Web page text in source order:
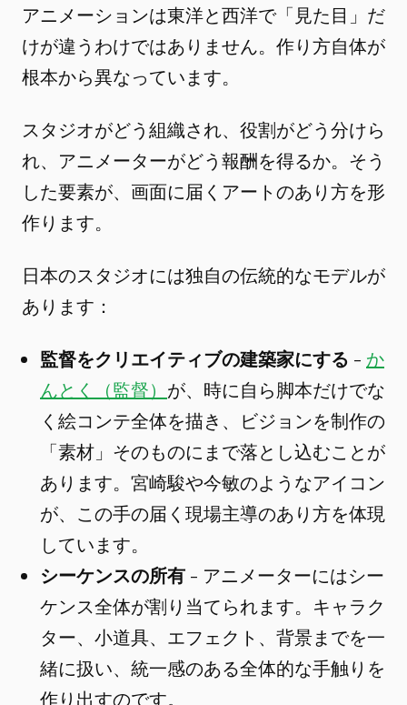
アニメーションは東洋と西洋で「見た目」だ
けが違うわけではありません。作り方自体が
根本から異なっています。
スタジオがどう組織され、役割がどう分けら
れ、アニメーターがどう報酬を得るか。そう
した要素が、画面に届くアートのあり方を形
作ります。
日本のスタジオには独自の伝統的なモデルが
あります：
監督をクリエイティブの建築家にする - か
んとく（監督） が、時に自ら脚本だけでな
く絵コンテ全体を描き、ビジョンを制作の
「素材」そのものにまで落とし込むことが
あります。宮崎駿や今敏のようなアイコン
が、この手の届く現場主導のあり方を体現
しています。
シーケンスの所有 - アニメーターにはシー
ケンス全体が割り当てられます。キャラク
ター、小道具、エフェクト、背景までを一
緒に扱い、統一感のある全体的な手触りを
作り出すのです。